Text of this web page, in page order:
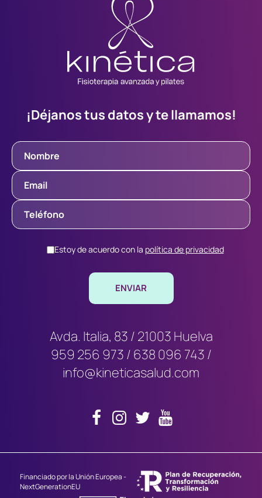
¡Déjanos tus datos y te llamamos!
Estoy de acuerdo con la política de privacidad
Avda. Italia, 83 / 21003 Huelva
959 256 973 / 638 096 743 /
info@kineticasalud.com
Financiado por la Unión Europea -
NextGenerationEU